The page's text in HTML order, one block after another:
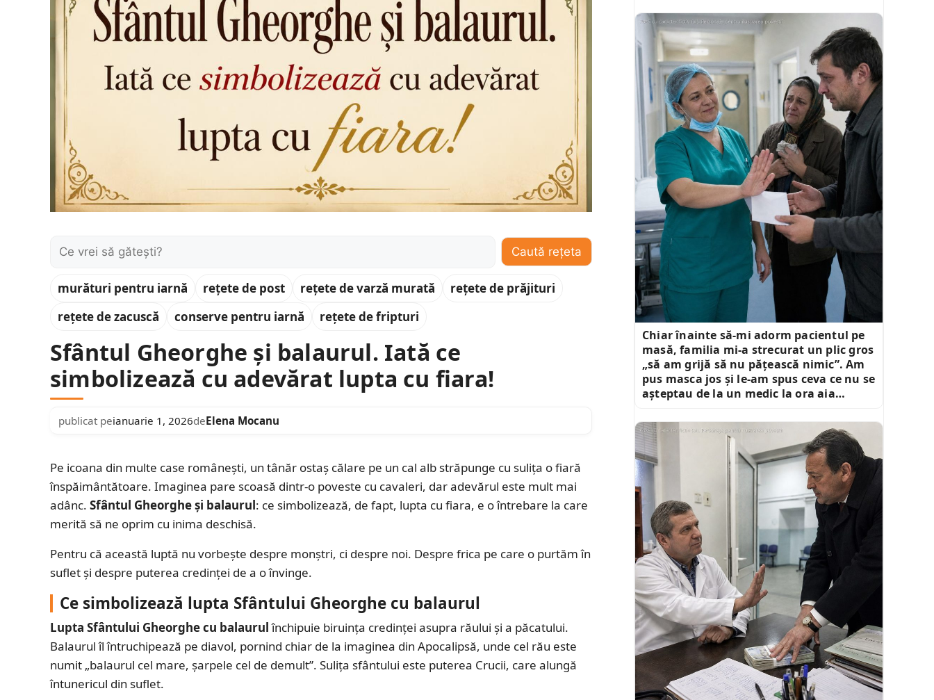
Caută: Caută rețeta
murături pentru iarnă rețete de post rețete de varză murată
rețete de prăjituri
rețete de zacuscă
conserve pentru iarnă rețete de fripturi
Sfântul Gheorghe și balaurul. Iată ce
simbolizează cu adevărat lupta cu fiara!
publicat peianuarie 1, 2026deElena Mocanu
Pe icoana din multe case românești, un tânăr ostaș călare pe un cal alb străpunge cu sulița o fiară
înspăimântătoare. Imaginea pare scoasă dintr-o poveste cu cavaleri, dar adevărul este mult mai
adânc. Sfântul Gheorghe și balaurul: ce simbolizează, de fapt, lupta cu fiara, e o întrebare la care
merită să ne oprim cu inima deschisă.
Pentru că această luptă nu vorbește despre monștri, ci despre noi. Despre frica pe care o purtăm în
suflet și despre puterea credinței de a o învinge.
Ce simbolizează lupta Sfântului Gheorghe cu balaurul
Lupta Sfântului Gheorghe cu balaurulînchipuie biruința credinței asupra răului și a păcatului.
Balaurul îl întruchipează pe diavol, pornind chiar de la imaginea din Apocalipsă, unde cel rău este
numit „balaurul cel mare, șarpele cel de demult”. Sulița sfântului este puterea Crucii, care alungă
întunericul din suflet.
Chiar înainte să-mi adorm pacientul pe
masă, familia mi-a strecurat un plic gros
„să am grijă să nu pățească nimic”. Am
pus masca jos și le-am spus ceva ce nu se
așteptau de la un medic la ora aia…